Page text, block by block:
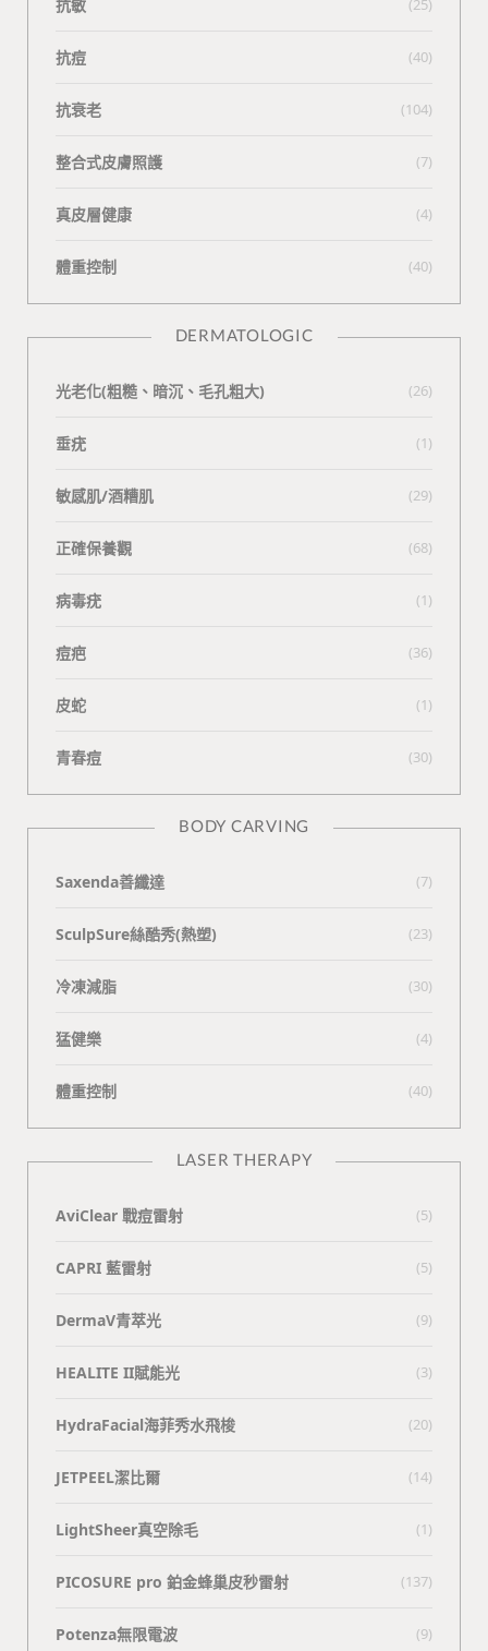
抗敏 (25)
抗痘 (40)
抗衰老 (104)
整合式皮膚照護 (7)
真皮層健康 (4)
體重控制 (40)
DERMATOLOGIC
光老化(粗糙、暗沉、毛孔粗大) (26)
垂疣 (1)
敏感肌/酒糟肌 (29)
正確保養觀 (68)
病毒疣 (1)
痘疤 (36)
皮蛇 (1)
青春痘 (30)
BODY CARVING
Saxenda善纖達 (7)
SculpSure絲酷秀(熱塑) (23)
冷凍減脂 (30)
猛健樂 (4)
體重控制 (40)
LASER THERAPY
AviClear 戰痘雷射 (5)
CAPRI 藍雷射 (5)
DermaV青萃光 (9)
HEALITE II賦能光 (3)
HydraFacial海菲秀水飛梭 (20)
JETPEEL潔比爾 (14)
LightSheer真空除毛 (1)
PICOSURE pro 鉑金蜂巢皮秒雷射 (137)
Potenza無限電波 (9)